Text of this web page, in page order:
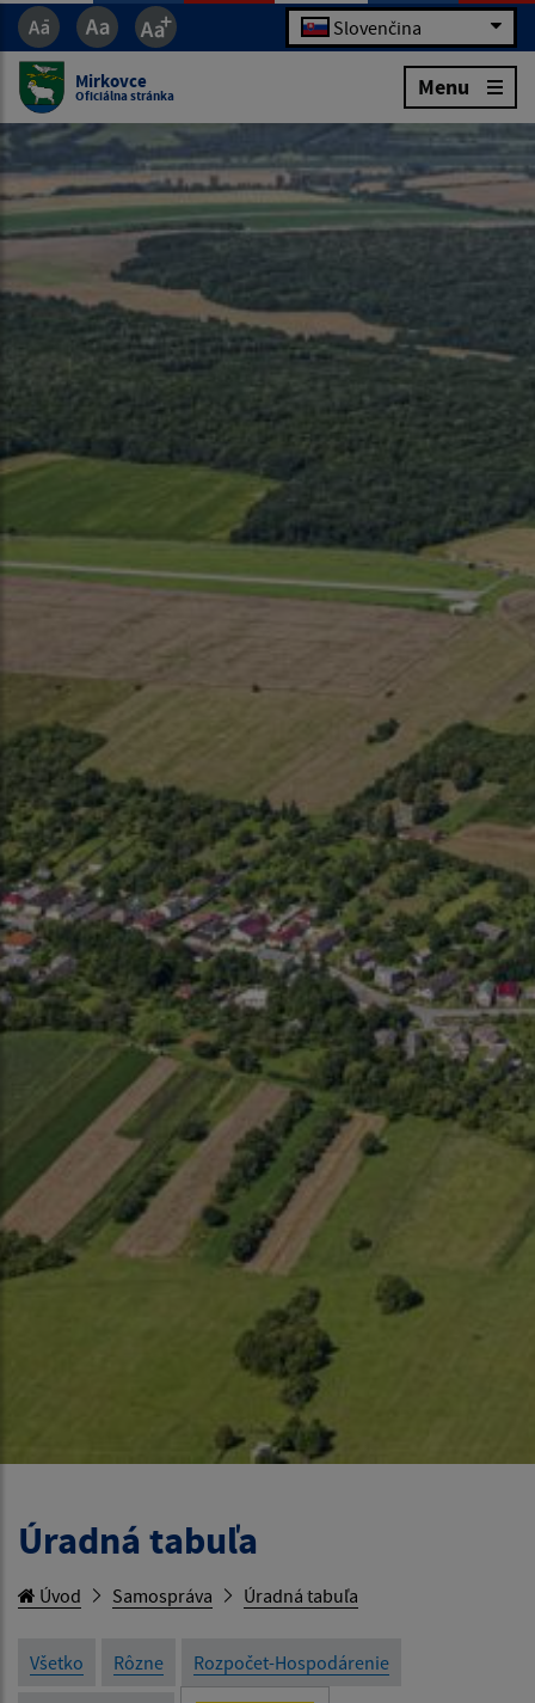
Slovenčina
Mirkovce
Oficiálna stránka Menu
Úradná tabuľa
Úvod Samospráva Úradná tabuľa
Všetko Rôzne Rozpočet-Hospodárenie